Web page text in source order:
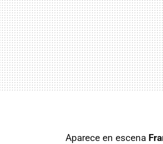
Aparece en escena